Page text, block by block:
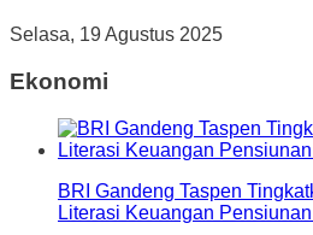
Selasa, 19 Agustus 2025
Ekonomi
BRI Gandeng Taspen
Literasi Keuangan